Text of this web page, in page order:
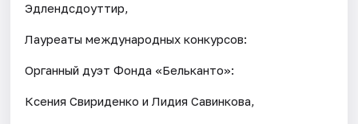
Эдлендсдоуттир,
Лауреаты международных конкурсов:
Органный дуэт Фонда «Бельканто»:
Ксения Свириденко и Лидия Савинкова,